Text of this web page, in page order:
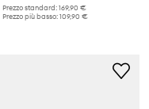
Prezzo standard:169,90 €
Prezzo più basso:109,90 €